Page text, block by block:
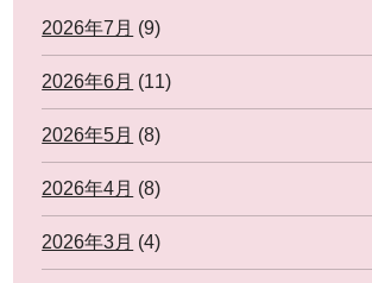
2026年7月 (9)
2026年6月 (11)
2026年5月 (8)
2026年4月 (8)
2026年3月 (4)